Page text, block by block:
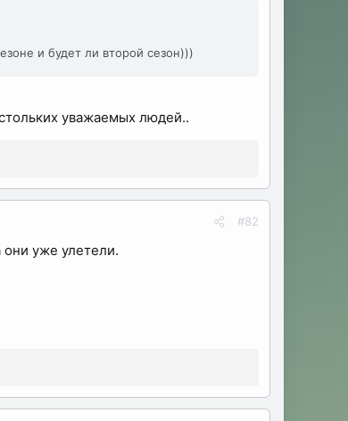
и будет ли второй сезон)))
уважаемых людей..
#82
они уже улетели.